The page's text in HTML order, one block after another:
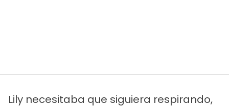
Lily necesitaba que siguiera respirando,